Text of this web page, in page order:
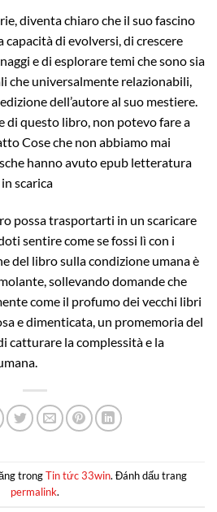
diventa chiaro che il suo fascino
di evolversi, di crescere
e di esplorare temi che sono sia
che universalmente relazionabili,
dell’autore al suo mestiere.
di questo libro, non potevo fare a
Cose che non abbiamo mai
hanno avuto epub letteratura
scarica
possa trasportarti in un scaricare
sentire come se fossi lì con i
del libro sulla condizione umana è
sollevando domande che
come il profumo dei vecchi libri
e dimenticata, un promemoria del
catturare la complessità e la
trongTin tức 33win. Đánh dấu trang
permalink.